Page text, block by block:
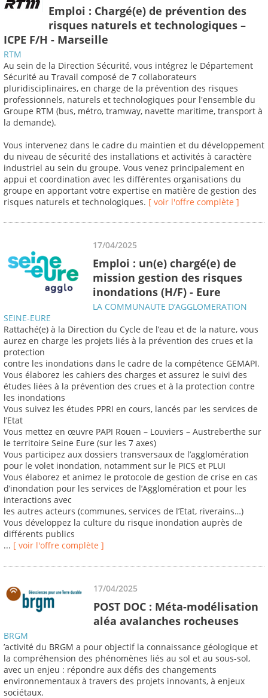
Emploi : Chargé(e) de prévention des
risques naturels et technologiques –
ICPE F/H - Marseille
RTM
Au sein de la Direction Sécurité, vous intégrez le Département
Sécurité au Travail composé de 7 collaborateurs
pluridisciplinaires, en charge de la prévention des risques
professionnels, naturels et technologiques pour l'ensemble du
Groupe RTM (bus, métro, tramway, navette maritime, transport à
la demande).
Vous intervenez dans le cadre du maintien et du développement
du niveau de sécurité des installations et activités à caractère
industriel au sein du groupe. Vous venez principalement en
appui et coordination avec les différentes organisations du
groupe en apportant votre expertise en matière de gestion des
risques naturels et technologiques. [ voir l'offre complète ]
17/04/2025
Emploi : un(e) chargé(e) de
mission gestion des risques
inondations (H/F) - Eure
LA COMMUNAUTE D’AGGLOMERATION
SEINE-EURE
Rattaché(e) à la Direction du Cycle de l’eau et de la nature, vous
aurez en charge les projets liés à la prévention des crues et la
protection
contre les inondations dans le cadre de la compétence GEMAPI.
Vous élaborez les cahiers des charges et assurez le suivi des
études liées à la prévention des crues et à la protection contre
les inondations
Vous suivez les études PPRI en cours, lancés par les services de
l’Etat
Vous mettez en œuvre PAPI Rouen – Louviers – Austreberthe sur
le territoire Seine Eure (sur les 7 axes)
Vous participez aux dossiers transversaux de l’agglomération
pour le volet inondation, notamment sur le PICS et PLUI
Vous élaborez et animez le protocole de gestion de crise en cas
d’inondation pour les services de l’Agglomération et pour les
interactions avec
les autres acteurs (communes, services de l’Etat, riverains…)
Vous développez la culture du risque inondation auprès de
différents publics
... [ voir l'offre complète ]
17/04/2025
POST DOC : Méta-modélisation
aléa avalanches rocheuses
BRGM
’activité du BRGM a pour objectif la connaissance géologique et
la compréhension des phénomènes liés au sol et au sous-sol,
avec un enjeu : répondre aux défis des changements
environnementaux à travers des projets innovants, à enjeux
sociétaux.